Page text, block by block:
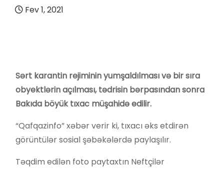
Fev 1, 2021
Sərt karantin rejiminin yumşaldılması və bir sıra
obyektlərin açılması, tədrisin bərpasından sonra
Bakıda böyük tıxac müşahidə edilir.
“Qafqazinfo” xəbər verir ki, tıxacı əks etdirən
görüntülər sosial şəbəkələrdə paylaşılır.
Təqdim edilən foto paytaxtın Neftçilər